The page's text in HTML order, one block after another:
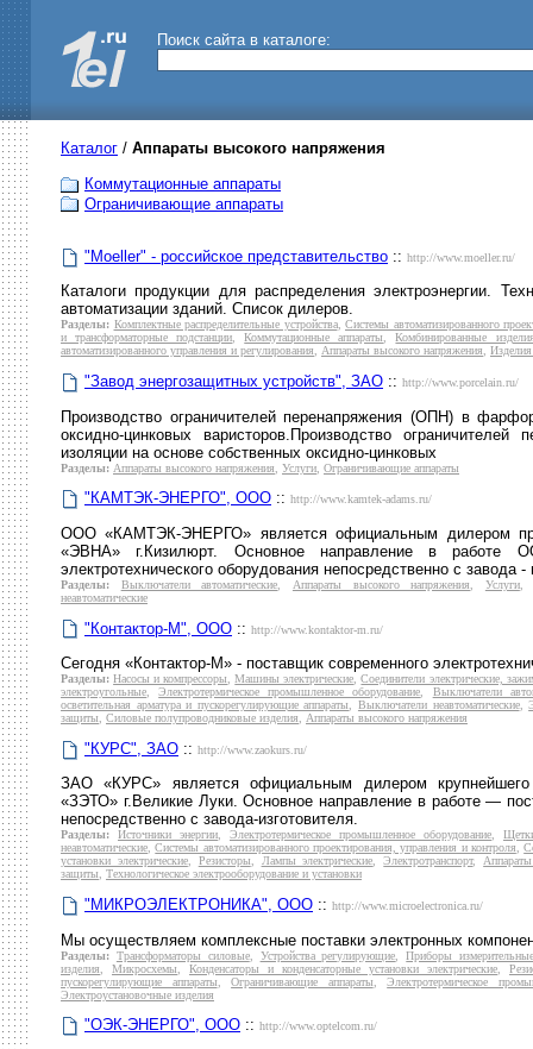
Поиск сайта в каталоге:
Каталог / Аппараты высокого напряжения
Коммутационные аппараты
Ограничивающие аппараты
"Moeller" - российское представительство :: http://www.moeller.ru/
Каталоги продукции для распределения электроэнергии.
автоматизации зданий. Список дилеров.
Разделы: Комплектные распределительные устройства, Системы автоматизированного
и трансформаторные подстанции,Коммутационные аппараты,Комбинированные
автоматизированного управления и регулирования, Аппараты высокого напряжения,
"Завод энергозащитных устройств", ЗАО :: http://www.porcelain.ru/
Производство ограничителей перенапряжения (ОПН) в
оксидно-цинковых варисторов.Производство
изоляции на основе собственных оксидно-цинковых
Разделы: Аппараты высокого напряжения Услуги Ограничивающие аппараты
"КАМТЭК-ЭНЕРГО", ООО :: http://www.kamtek-adams.ru/
ООО «КАМТЭК-ЭНЕРГО» является официальным дилером
«ЭВНА» г.Кизилюрт. Основное направление в
электротехнического оборудования непосредственно с завода -
Разделы: Выключатели автоматические Аппараты высокого напряжения Услуги
неавтоматические
"Контактор-М", ООО :: http://www.kontaktor-m.ru/
Сегодня «Контактор-М» - поставщик современного
Разделы: Насосы и компрессоры ,Машины электрические ,Соединители электрические,
электроугольные ,Электротермическое промышленное оборудование
Выключатели
осветительная арматура и пускорегулирующие аппараты
Выключатели неавтоматические,
защиты
Силовые полупроводниковые изделия Аппараты высокого напряжения
"КУРС", ЗАО :: http://www.zaokurs.ru/
ЗАО «КУРС» является официальным дилером крупнейшего
«ЗЭТО» г.Великие Луки. Основное направление в работе —
непосредственно с завода-изготовителя.
Разделы: Источники энергии, Электротермическое промышленное оборудование,
неавтоматические,Системы автоматизированного проектирования, управления и контроля,
установки электрические, Резисторы, Лампы электрические,Электротранспорт,
защиты, Технологическое электрооборудование и установки
"МИКРОЭЛЕКТРОНИКА", ООО :: http://www.microelectronica.ru/
Мы осуществляем комплексные поставки электронных
Разделы: Трансформаторы силовые, Устройства регулирующие ,Приборы
изделия
Микросхемы Конденсаторы и конденсаторные установки электрические
пускорегулирующие аппараты ,Ограничивающие аппараты ,Электротермическое
Электроустановочные изделия
"ОЭК-ЭНЕРГО", ООО :: http://www.optelcom.ru/